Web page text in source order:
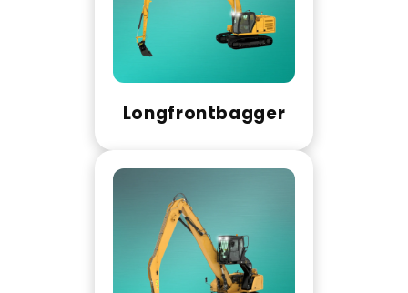
Longfrontbagger